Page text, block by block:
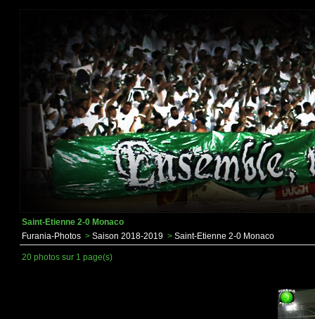
Saint-Etienne 2-0 Monaco
Furania-Photos > Saison 2018-2019 > Saint-Etienne 2-0 Monaco
20 photos sur 1 page(s)